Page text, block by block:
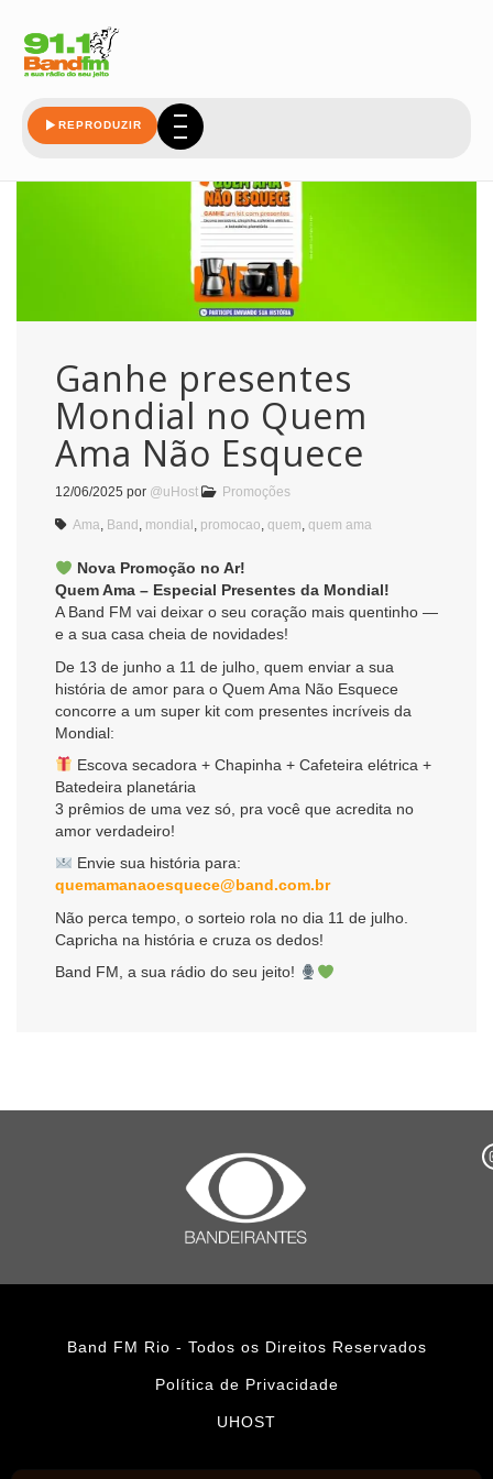
REPRODUZIR
Ganhe presentes
Mondial no Quem
Ama Não Esquece
12/06/2025 por @uHost Promoções
Ama, Band , mondial , promocao, quem, quem ama
Nova Promoção no Ar!
Quem Ama – Especial Presentes da Mondial!
A Band FM vai deixar o seu coração mais quentinho —
e a sua casa cheia de novidades!
De 13 de junho a 11 de julho, quem enviar a sua
história de amor para o Quem Ama Não Esquece
concorre a um super kit com presentes incríveis da
Mondial:
Escova secadora + Chapinha + Cafeteira elétrica +
Batedeira planetária
3 prêmios de uma vez só, pra você que acredita no
amor verdadeiro!
Envie sua história para:
quemamanaoesquece@band.com.br
Não perca tempo, o sorteio rola no dia 11 de julho.
Capricha na história e cruza os dedos!
Band FM, a sua rádio do seu jeito!
Band FM Rio - Todos os Direitos Reservados
Política de Privacidade
UHOST